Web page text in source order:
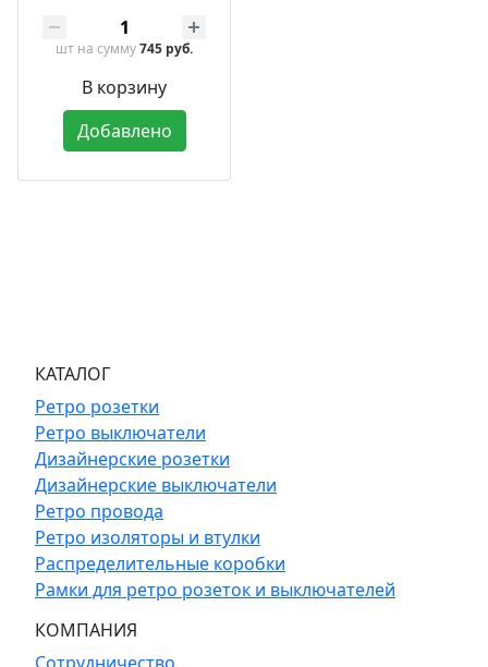
шт на сумму745 руб.
В корзину
Добавлено
КАТАЛОГ
Ретро розетки
Ретро выключатели
Дизайнерские розетки
Дизайнерские выключатели
Ретро провода
Ретро изоляторы и втулки
Распределительные коробки
Рамки для ретро розеток и выключателей
КОМПАНИЯ